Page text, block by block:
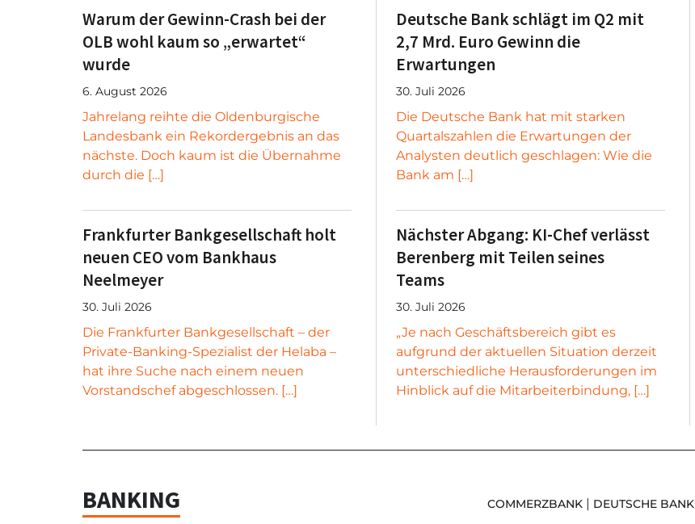
Warum der Gewinn-Crash bei der
OLB wohl kaum so „erwartet“
wurde
6. August 2026
Jahrelang reihte die Oldenburgische
Landesbank ein Rekordergebnis an das
nächste. Doch kaum ist die Übernahme
durch die […]
Deutsche Bank schlägt im Q2 mit
2,7 Mrd. Euro Gewinn die
Erwartungen
30. Juli 2026
Die Deutsche Bank hat mit starken
Quartalszahlen die Erwartungen der
Analysten deutlich geschlagen: Wie die
Bank am […]
Frankfurter Bankgesellschaft holt
neuen CEO vom Bankhaus
Neelmeyer
30. Juli 2026
Die Frankfurter Bankgesellschaft – der
Private-Banking-Spezialist der Helaba –
hat ihre Suche nach einem neuen
Vorstandschef abgeschlossen. […]
Nächster Abgang: KI-Chef verlässt
Berenberg mit Teilen seines
Teams
30. Juli 2026
„Je nach Geschäftsbereich gibt es
aufgrund der aktuellen Situation derzeit
unterschiedliche Herausforderungen im
Hinblick auf die Mitarbeiterbindung, […]
BANKING COMMERZBANK | DEUTSCHE BANK